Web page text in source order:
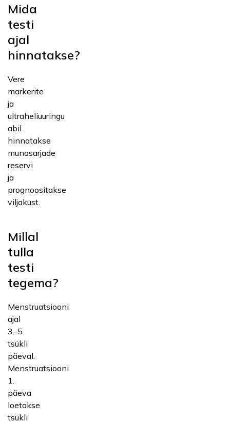
Mida
testi
ajal
hinnatakse?
Vere
markerite
ja
ultraheliuuringu
abil
hinnatakse
munasarjade
reservi
ja
prognoositakse
viljakust.
Millal
tulla
testi
tegema?
Menstruatsiooni
ajal
3.-5.
tsükli
päeval.
Menstruatsiooni
1.
päeva
loetakse
tsükli